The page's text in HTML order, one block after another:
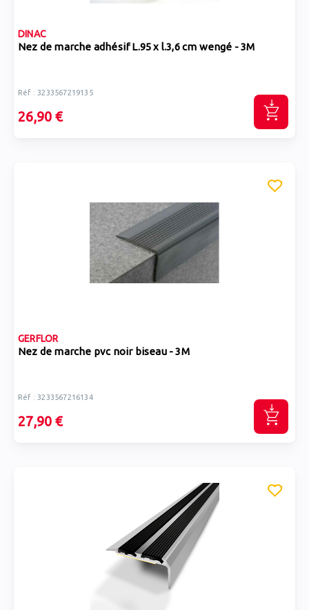
DINAC
Nez de marche adhésif L.95 x l.3,6 cm wengé - 3M
Réf : 3233567219135
26,90 €
GERFLOR
Nez de marche pvc noir biseau - 3M
Réf : 3233567216134
27,90 €